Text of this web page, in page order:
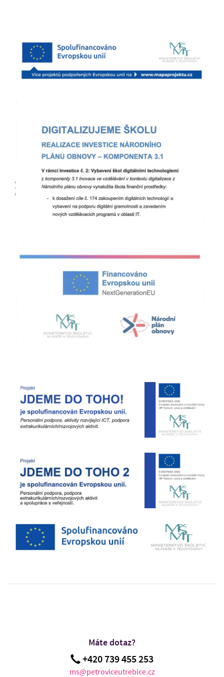
Máte dotaz?
+420 739 455 253
ms@petroviceutrebice.cz